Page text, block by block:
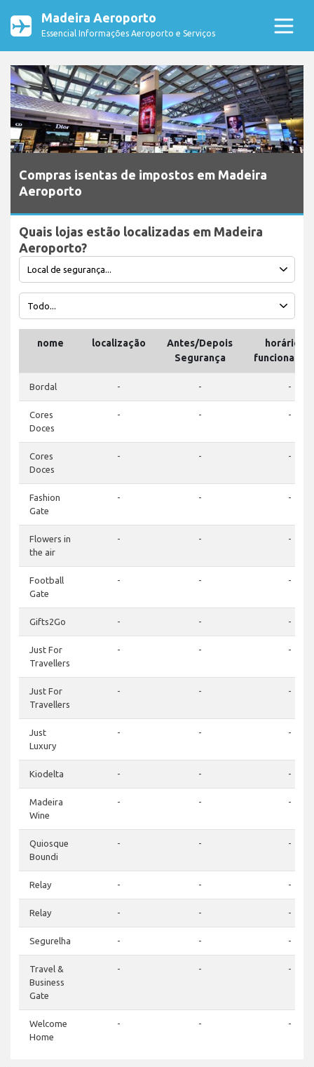
Madeira Aeroporto
Essencial Informações Aeroporto e Serviços
Compras isentas de impostos em Madeira
Aeroporto
Quais lojas estão localizadas em Madeira
Aeroporto?
nome localização
Antes/Depois
Segurança
horário de
Bordal - - -
Cores
Doces
- - -
Cores
Doces
- - -
Fashion
Gate
- - -
Flowers in
the air
- - -
Football
Gate
- - -
Gifts2Go - - -
Just For
Travellers
- - -
Just For
Travellers
- - -
Just
Luxury
- - -
Kiodelta - - -
Madeira
Wine
- - -
Quiosque
Boundi
- - -
Relay - - -
Relay - - -
Segurelha - - -
Travel &
Business
Gate
- - -
Welcome
Home
- - -